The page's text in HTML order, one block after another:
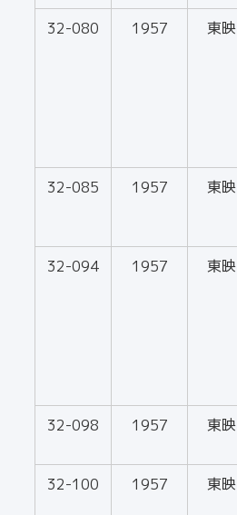
32-080 1957 東映
32-085 1957 東映
32-094 1957 東映
32-098 1957 東映
32-100
1957 東映